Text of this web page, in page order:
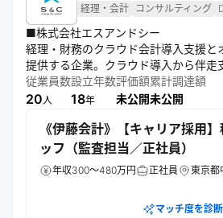
経理・会計 コンサルティング
■株式会社エスアンドシー
経理・財務のクラウド会計導入支援と
提供する企業。クラウド導入から伴走
講座まで一貫対応し、中小企業の経理
現する。シェアオフィス事業も展開。
■伊藤会計事務所
税務顧問や財務コンサルを通じ企業の
の見える化・早期化を支援し、相続対
従業員数
20人
設立年数
18年
評価額
未公開
累計調達額
未公開
《伊藤会計》【キャリア採用
ッフ（監査担当／正社員）
年収300～480万円 正社員 東京都
マッチ度を診